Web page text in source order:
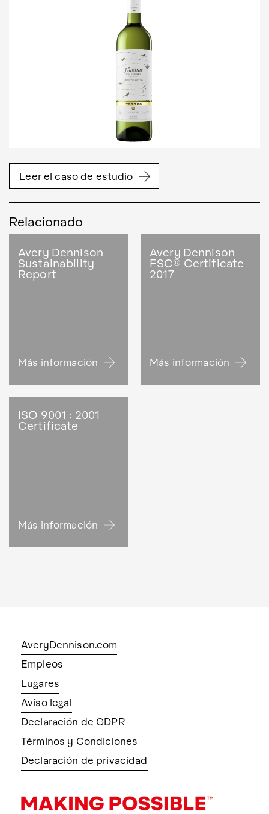
Leer el caso de estudio
Relacionado
Avery Dennison
Sustainability
Report
Más información
Avery Dennison
FSC® Certificate
2017
Más información
ISO 9001 : 2001
Certificate
Más información
AveryDennison.com
Empleos
Lugares
Aviso legal
Declaración de GDPR
Términos y Condiciones
Declaración de privacidad